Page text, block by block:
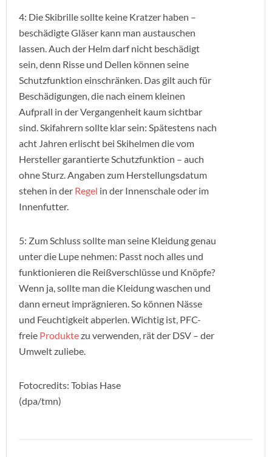
4: Die Skibrille sollte keine Kratzer haben –
beschädigte Gläser kann man austauschen
lassen. Auch der Helm darf nicht beschädigt
sein, denn Risse und Dellen können seine
Schutzfunktion einschränken. Das gilt auch für
Beschädigungen, die nach einem kleinen
Aufprall in der Vergangenheit kaum sichtbar
sind. Skifahrern sollte klar sein: Spätestens nach
acht Jahren erlischt bei Skihelmen die vom
Hersteller garantierte Schutzfunktion – auch
ohne Sturz. Angaben zum Herstellungsdatum
stehen in der Regel in der Innenschale oder im
Innenfutter.
5: Zum Schluss sollte man seine Kleidung genau
unter die Lupe nehmen: Passt noch alles und
funktionieren die Reißverschlüsse und Knöpfe?
Wenn ja, sollte man die Kleidung waschen und
dann erneut imprägnieren. So können Nässe
und Feuchtigkeit abperlen. Wichtig ist, PFC-
freie Produktezu verwenden, rät der DSV – der
Umwelt zuliebe.
Fotocredits: Tobias Hase
(dpa/tmn)